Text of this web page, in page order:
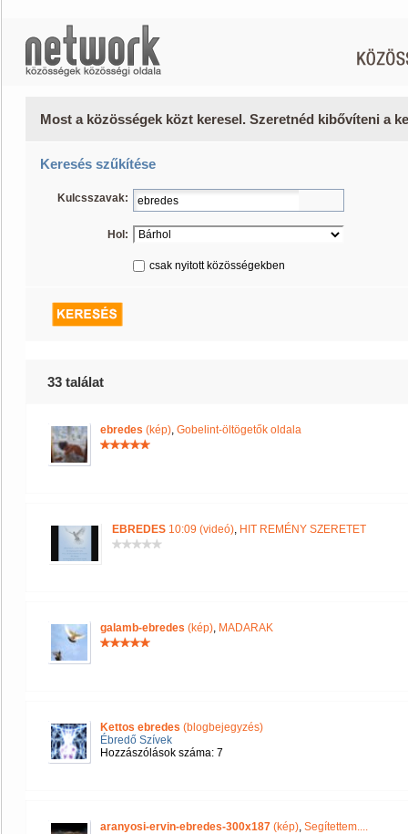
Most a közösségek közt keresel. Szeretnéd kibővíteni a
Keresés szűkítése
Kulcsszavak:
Hol:
csak nyitott közösségekben
33 találat
ebredes (kép), Gobelint-öltögetők oldala
EBREDES 10:09 (videó), HIT REMÉNY SZERETET
galamb-ebredes (kép), MADARAK
Kettos ebredes (blogbejegyzés)
Ébredő Szívek
Hozzászólások száma: 7
aranyosi-ervin-ebredes-300x187 (kép), Segítettem....